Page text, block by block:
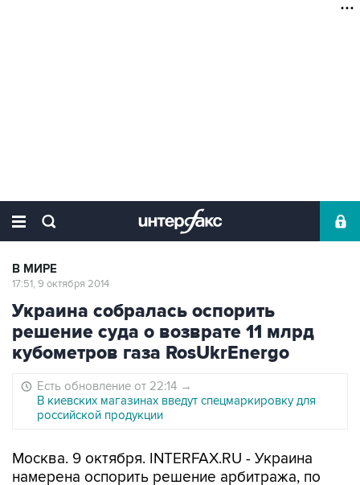
В МИРЕ
17:51, 9 октября 2014
Украина собралась оспорить
решение суда о возврате 11 млрд
кубометров газа RosUkrEnergo
Есть обновление от 22:14 →
В киевских магазинах введут спецмаркировку для
российской продукции
Москва. 9 октября. INTERFAX.RU - Украина
намерена оспорить решение арбитража, по